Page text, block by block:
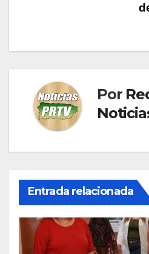
Por
Entrada relacionada